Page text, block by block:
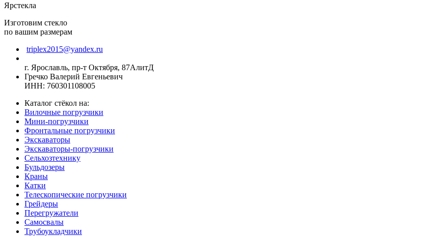
Ярстекла
Изготовим стекло
по вашим размерам
triplex2015@yandex.ru
г. Ярославль, пр-т Октября, 87АлитД
Гречко Валерий Евгеньевич
ИНН: 760301108005
Каталог стёкол на:
Вилочные погрузчики
Мини-погрузчики
Фронтальные погрузчики
Экскаваторы
Экскаваторы-погрузчики
Сельхозтехнику
Бульдозеры
Краны
Катки
Телескопические погрузчики
Грейдеры
Перегружатели
Самосвалы
Трубоукладчики